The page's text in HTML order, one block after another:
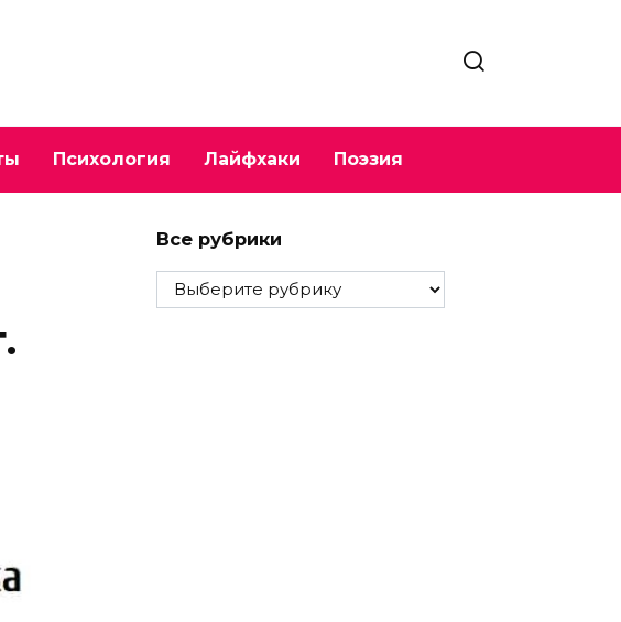
Психология Лайфхаки Поэзия
Все рубрики
Все
рубрики